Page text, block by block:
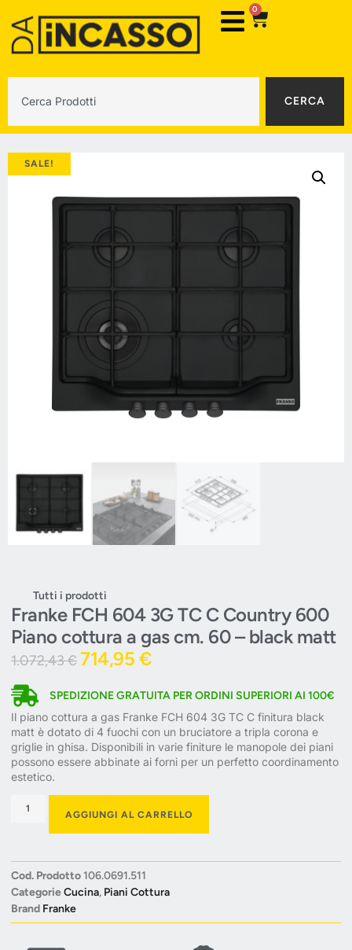
0
CERCA
SALE!
Tutti i prodotti
Franke FCH 604 3G TC C Country 600
Piano cottura a gas cm. 60 – black matt
1.072,43€714,95 €
SPEDIZIONE GRATUITA PER ORDINI SUPERIORI AI 100€
Il piano cottura a gas Franke FCH 604 3G TC C finitura black
matt è dotato di 4 fuochi con un bruciatore a tripla corona e
griglie in ghisa. Disponibili in varie finiture le manopole dei piani
possono essere abbinate ai forni per un perfetto coordinamento
estetico.
AGGIUNGI AL CARRELLO
Cod. Prodotto106.0691.511
CategorieCucina, Piani Cottura
Brand Franke